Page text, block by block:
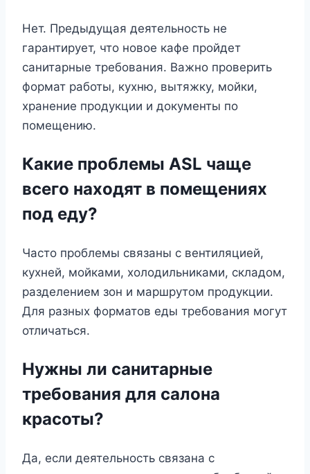
Нет. Предыдущая деятельность не
гарантирует, что новое кафе пройдет
санитарные требования. Важно проверить
формат работы, кухню, вытяжку, мойки,
хранение продукции и документы по
помещению.
Какие проблемы ASL чаще
всего находят в помещениях
под еду?
Часто проблемы связаны с вентиляцией,
кухней, мойками, холодильниками, складом,
разделением зон и маршрутом продукции.
Для разных форматов еды требования могут
отличаться.
Нужны ли санитарные
требования для салона
красоты?
Да, если деятельность связана с